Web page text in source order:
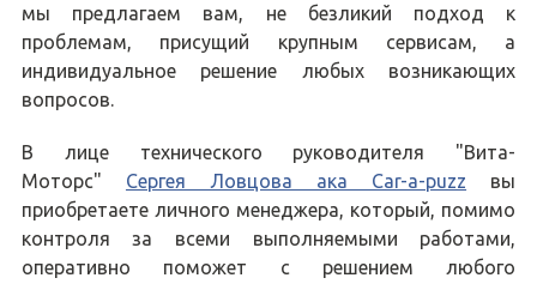
мы предлагаем вам, не безликий подход к
проблемам, присущий крупным сервисам, а
индивидуальное решение любых возникающих
вопросов.
В лице технического руководителя "Вита-
Моторс" Сергея Ловцова ака Car-a-puzz вы
приобретаете личного менеджера, который, помимо
контроля за всеми выполняемыми работами,
оперативно поможет с решением любого